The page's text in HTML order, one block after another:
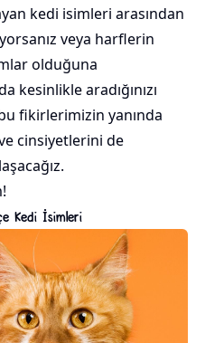
kedi isimleri arasından
veya harflerin
olduğuna
kesinlikle aradığınızı
fikirlerimizin yanında
cinsiyetlerini de
Kedi İsimleri